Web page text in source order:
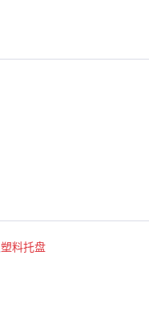
塑料托盘